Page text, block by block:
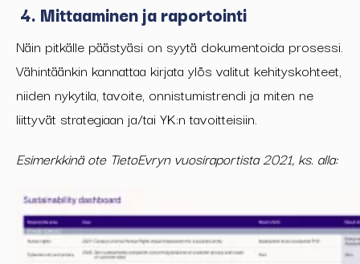
4. Mittaaminen ja raportointi
Näin pitkälle päästyäsi on syytä dokumentoida prosessi.
Vähintäänkin kannattaa kirjata ylös valitut kehityskohteet,
niiden nykytila, tavoite, onnistumistrendi ja miten ne
liittyvät strategiaan ja/tai YK:n tavoitteisiin.
Esimerkkinä ote TietoEvryn vuosiraportista 2021, ks. alla: